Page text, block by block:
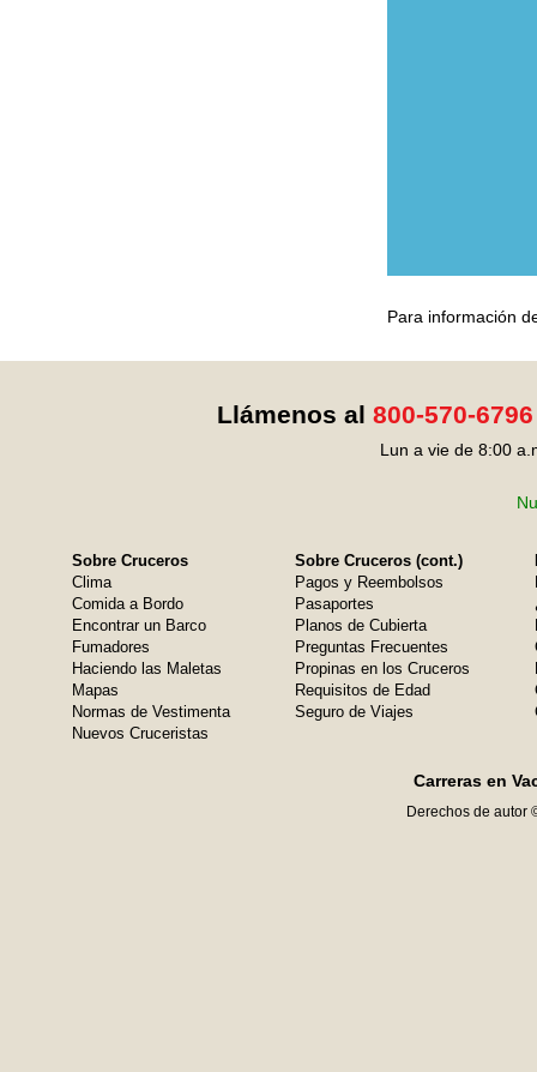
Para información
Llámenos al 800-570-6796
Lun a vie de 8:00
Sobre Cruceros
Clima
Comida a Bordo
Encontrar un Barco
Fumadores
Haciendo las Maletas
Mapas
Normas de Vestimenta
Nuevos Cruceristas
Sobre Cruceros (cont.)
Pagos y Reembolsos
Pasaportes
Planos de Cubierta
Preguntas Frecuentes
Propinas en los Cruceros
Requisitos de Edad
Seguro de Viajes
Carreras en
Derechos de autor